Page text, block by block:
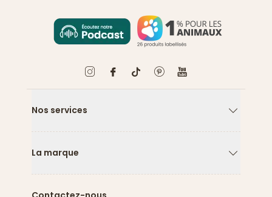
Nos services
La marque